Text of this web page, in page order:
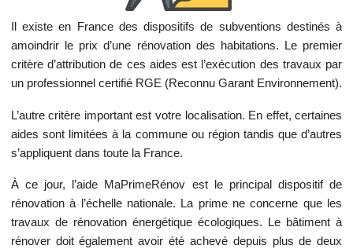
Il existe en France des dispositifs de subventions destinés à
amoindrir le prix d’une rénovation des habitations. Le premier
critère d’attribution de ces aides est l’exécution des travaux par
un professionnel certifié RGE (Reconnu Garant Environnement).
L’autre critère important est votre localisation. En effet, certaines
aides sont limitées à la commune ou région tandis que d’autres
s’appliquent dans toute la France.
À ce jour, l’aide MaPrimeRénov est le principal dispositif de
rénovation à l’échelle nationale. La prime ne concerne que les
travaux de rénovation énergétique écologiques. Le bâtiment à
rénover doit également avoir été achevé depuis plus de deux